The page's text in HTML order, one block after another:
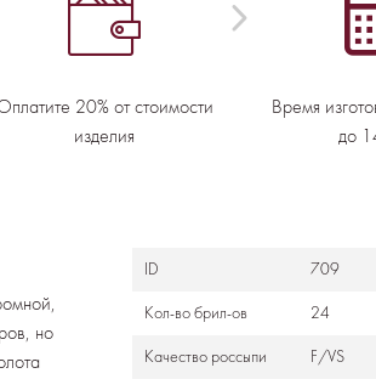
20% от стоимости
изделия
Время
до
но
ID 709
Кол-во брил-ов 24
Качество россыпи F/VS